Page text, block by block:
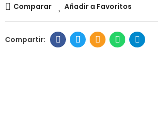
Comparar Añadir a Favoritos